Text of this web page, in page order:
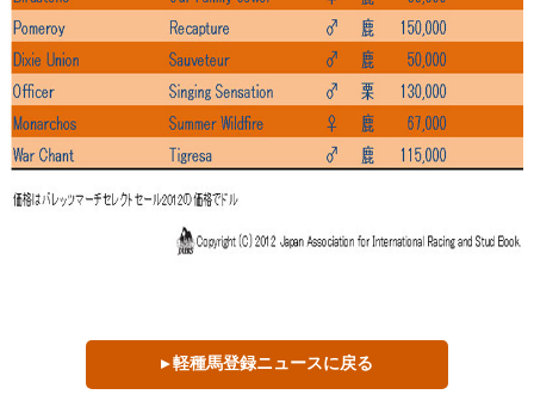
▸ 軽種馬登録ニュースに戻る